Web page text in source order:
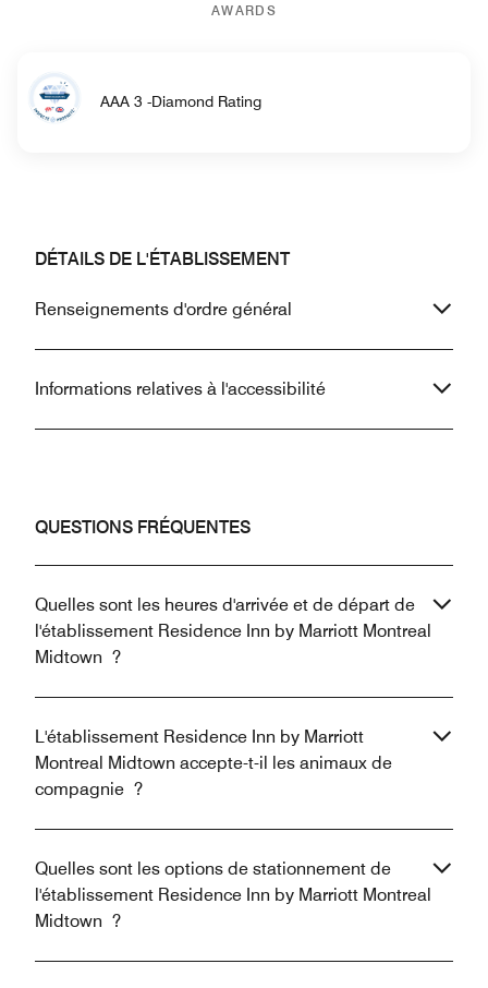
AWARDS
AAA 3 -Diamond Rating
DÉTAILS DE L'ÉTABLISSEMENT
Renseignements d'ordre général
Informations relatives à l'accessibilité
QUESTIONS FRÉQUENTES
Quelles sont les heures d'arrivée et de départ de
l'établissement Residence Inn by Marriott Montreal
Midtown ?
L'établissement Residence Inn by Marriott
Montreal Midtown accepte-t-il les animaux de
compagnie ?
Quelles sont les options de stationnement de
l'établissement Residence Inn by Marriott Montreal
Midtown ?